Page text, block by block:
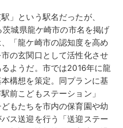
」という駅名だったが、
城県龍ケ崎市の市名を掲げ
「龍ケ崎市の認知度を高め
の玄関口として活性化させ
ようだ。市では2016年に龍
構想を策定。同プランに基
前こどもステーション」
もたちを市内の保育園や幼
ス送迎を行う「送迎ステー